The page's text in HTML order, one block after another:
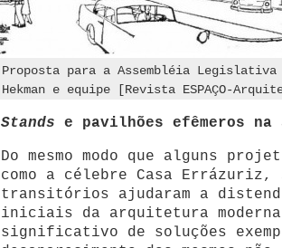
Proposta para a Assembléia
Hekman e equipe [Revista ESPAÇO-
Stands e pavilhões efêmeros na
Do mesmo modo que alguns
como a célebre Casa Errázuriz,
transitórios ajudaram a
iniciais da arquitetura moderna,
significativo de soluções